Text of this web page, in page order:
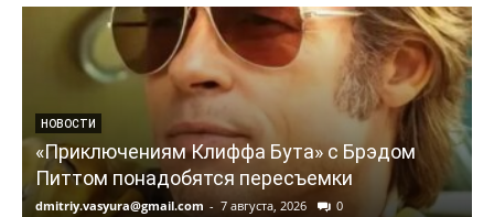
НОВОСТИ
«Приключениям Клиффа Бута» с Брэдом
Питтом понадобятся пересъемки
dmitriy.vasyura@gmail.com - 7 августа, 2026 0